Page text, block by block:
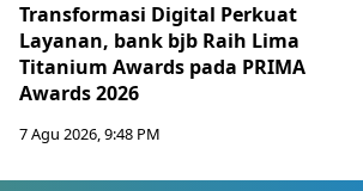
Transformasi Digital Perkuat
Layanan, bank bjb Raih Lima
Titanium Awards pada PRIMA
Awards 2026
7 Agu 2026, 9:48 PM